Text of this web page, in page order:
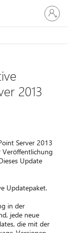
Bei
Ihrem
Konto
2013
Server 2013
Veröffentlichung
Update
Updatepaket.
in der
jede neue
die mit der